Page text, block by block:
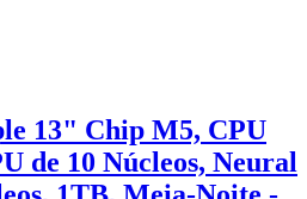
13" Chip M5, CPU
de 10 Núcleos, Neural